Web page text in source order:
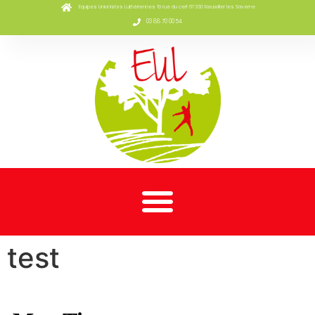
Equipes Unionistes Luthériennes 19 rue du cerf 67330 Neuwiller les Saverne
03 88 70 00 54
test